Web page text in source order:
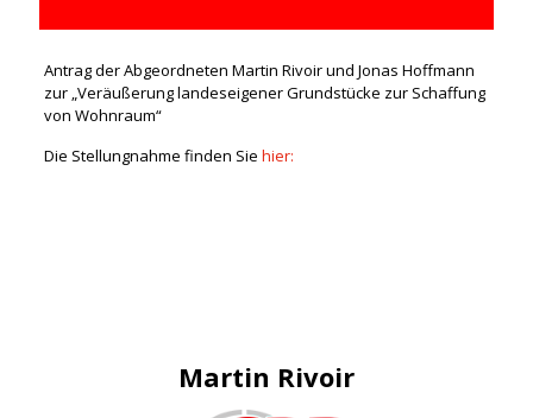
Antrag der Abgeordneten Martin Rivoir und Jonas Hoffmann
zur „Veräußerung landeseigener Grundstücke zur Schaffung
von Wohnraum“
Die Stellungnahme finden Sie hier:
Martin Rivoir